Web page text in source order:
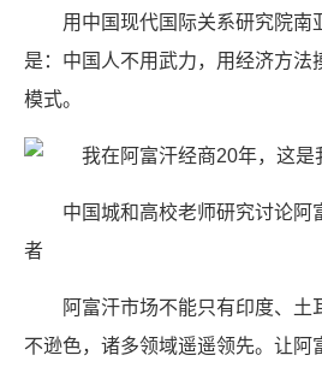
用中国现代国际关系研究院南
是：中国人不用武力，用经济方法
模式。
中国城和高校老师研究讨论阿
者
阿富汗市场不能只有印度、
不逊色，诸多领域遥遥领先。让阿